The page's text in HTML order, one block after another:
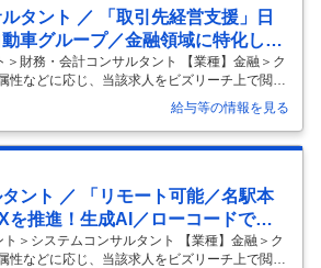
ークを活かし、質の高い金融サービスを提供
トヨタグループの金融・決済領域を担う当社
タント ／ 「取引先経営支援」日
車グループ／金融領域に特化した
集団
＞財務・会計コンサルタント 【業種】金融＞ク
性などに応じ、当該求人をビズリーチ上で閲覧
場合があります 【当社について】 当社は、世界
プクラスの完成車グループの金融サービスを担
動車販売に関する金融事業、クレジットカード
す。 自動車メーカー系金融会社という立場か
ネットワークを活用し、既存の金融機関とは
モデルを作り出して参りました。 『期待を超
リティ社会の未来とお客様の笑顔を創造しま
給与等の情報を見る
ント ／ 「リモート可能／名駅本
を推進！生成AI／ローコードで組
ト＞システムコンサルタント 【業種】金融＞ク
性などに応じ、当該求人をビズリーチ上で閲覧